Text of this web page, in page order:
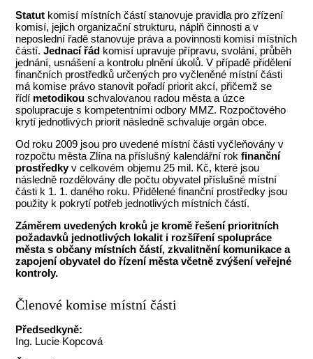
Statut komisí místních částí stanovuje pravidla pro zřízení
komisí, jejich organizační strukturu, náplň činnosti a v
neposlední řadě stanovuje práva a povinnosti komisí místních
částí.Jednací řád komisí upravuje přípravu, svolání, průběh
jednání, usnášení a kontrolu plnění úkolů. V případě přidělení
finančních prostředků určených pro vyčleněné místní části
má komise právo stanovit pořadí priorit akcí, přičemž se
řídí metodikou schvalovanou radou města a úzce
spolupracuje s kompetentními odbory MMZ. Rozpočtového
krytí jednotlivých priorit následně schvaluje orgán obce.
Od roku 2009 jsou pro uvedené místní části vyčleňovány v
rozpočtu města Zlína na příslušný kalendářní rokfinanční
prostředkyv celkovém objemu 25 mil. Kč, které jsou
následně rozdělovány dle počtu obyvatel příslušné místní
části k 1. 1. daného roku. Přidělené finanční prostředky jsou
použity k pokrytí potřeb jednotlivých místních částí.
Záměrem uvedených kroků je kromě řešení prioritních
požadavků jednotlivých lokalit i rozšíření spolupráce
města s občany místních částí, zkvalitnění komunikace a
zapojení obyvatel do řízení města včetně zvýšení veřejné
kontroly.
Členové komise místní části
Předsedkyně:
Ing. Lucie Kopcová